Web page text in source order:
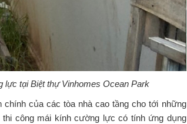
lực tại Biệt thự Vinhomes Ocean Park
của các tòa nhà cao tầng cho tới những
công mái kính cường lực có tính ứng dụng